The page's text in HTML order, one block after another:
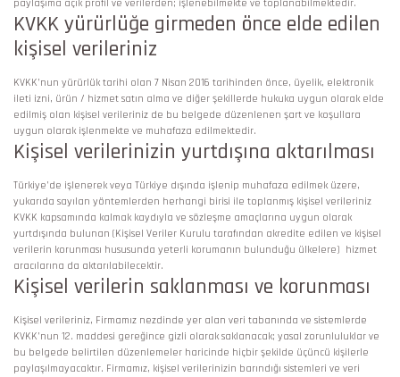
paylaşıma açık profil ve verilerden; işlenebilmekte ve toplanabilmektedir.
KVKK yürürlüğe girmeden önce elde edilen
kişisel verileriniz
KVKK’nun yürürlük tarihi olan 7 Nisan 2016 tarihinden önce, üyelik, elektronik
ileti izni, ürün / hizmet satın alma ve diğer şekillerde hukuka uygun olarak elde
edilmiş olan kişisel verileriniz de bu belgede düzenlenen şart ve koşullara
uygun olarak işlenmekte ve muhafaza edilmektedir.
Kişisel verilerinizin yurtdışına aktarılması
Türkiye’de işlenerek veya Türkiye dışında işlenip muhafaza edilmek üzere,
yukarıda sayılan yöntemlerden herhangi birisi ile toplanmış kişisel verileriniz
KVKK kapsamında kalmak kaydıyla ve sözleşme amaçlarına uygun olarak
yurtdışında bulunan (Kişisel Veriler Kurulu tarafından akredite edilen ve kişisel
verilerin korunması hususunda yeterli korumanın bulunduğu ülkelere) hizmet
aracılarına da aktarılabilecektir.
Kişisel verilerin saklanması ve korunması
Kişisel verileriniz, Firmamız nezdinde yer alan veri tabanında ve sistemlerde
KVKK’nun 12. maddesi gereğince gizli olarak saklanacak; yasal zorunluluklar ve
bu belgede belirtilen düzenlemeler haricinde hiçbir şekilde üçüncü kişilerle
paylaşılmayacaktır. Firmamız, kişisel verilerinizin barındığı sistemleri ve veri